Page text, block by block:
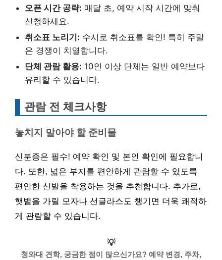
오픈 시간 공략: 매달 초, 예약 시작 시간에 맞춰
신청하세요.
취소표 노리기: 수시로 취소표를 확인! 특히 주말
은 경쟁이 치열합니다.
단체 관람 활용: 10인 이상 단체는 일반 예약보다
유리할 수 있습니다.
관람 전 체크사항
놓치지 말아야 할 준비물
신분증은 필수! 예약 확인 및 본인 확인에 필요합니
다. 또한, 넓은 부지를 편안하게 관람할 수 있도록
편안한 신발을 착용하는 것을 추천합니다. 추가로,
햇볕을 가릴 모자나 선글라스도 챙기면 더욱 쾌적하
게 관람할 수 있습니다.
💡
청와대 견학, 궁금한 점이 많으신가요? 예약 변경, 주차,